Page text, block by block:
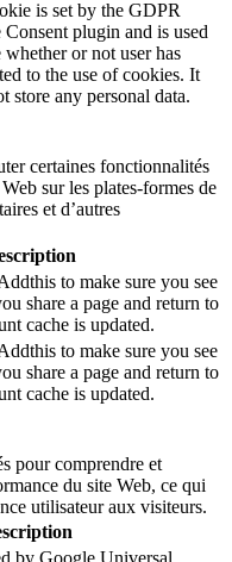
is set by the GDPR
plugin and is used
whether or not user has
to the use of cookies. It
store any personal data.
certaines fonctionnalités
sur les plates-formes de
et d’autres
to make sure you see
share a page and return to
cache is updated.
to make sure you see
share a page and return to
cache is updated.
pour comprendre et
du site Web, ce qui
utilisateur aux visiteurs.